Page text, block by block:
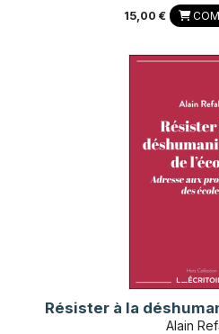
15,00 €
Résister à la
Alain